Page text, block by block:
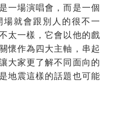
一場演唱會，而是一個
就會跟別人的很不一
太一樣，它會以他的戲
懷作為四大主軸，串起
大家更了解不同面向的
地震這樣的話題也可能